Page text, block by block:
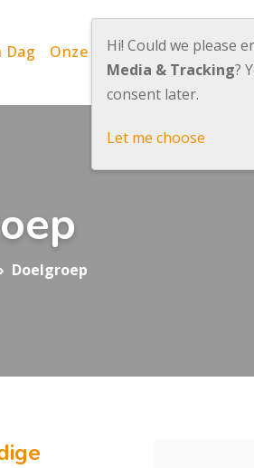
Dag Onze school Praktische
Doelgroep
Hi! Could we please
Media & Tracking?
consent later.
Let me choose